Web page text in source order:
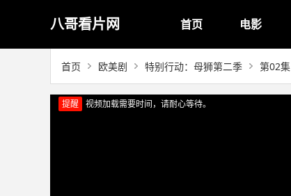
八哥看片网 首页 电影
首页 欧美剧 特别行动：母狮第二季 第02集
提醒 视频加载需要时间，请耐心等待。